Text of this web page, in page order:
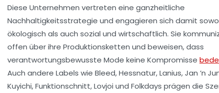
Diese Unternehmen vertreten eine ganzheitliche
Nachhaltigkeitsstrategie und engagieren sich damit
ökologisch als auch sozial und wirtschaftlich. Sie
offen über ihre Produktionsketten und beweisen, dass
verantwortungsbewusste Mode keine Kompromisse
Auch andere Labels wie Bleed,Hessnatur,Lanius,Jan ’n
Kuyichi,Funktionschnitt,Lovjoi und Folkdays prägen die